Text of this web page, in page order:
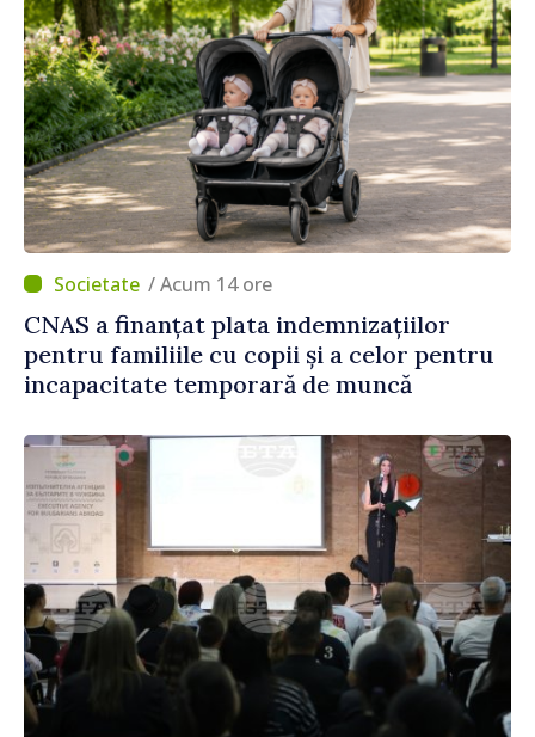
/ Acum 14 ore
CNAS a finanțat plata indemnizațiilor
pentru familiile cu copii și a celor pentru
incapacitate temporară de muncă